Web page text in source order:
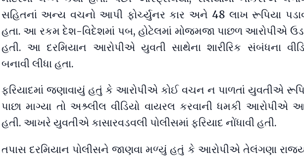
સહિતનાં અન્ય વચનો આપી ફોર્ચ્યુનર કાર અને 48 લાખ રૂપિયા
હતા. આ રકમ દેશ-વિદેશમાં પબ, હોટેલમાં મોજમજા પાછળ આરોપીએ
હતી. આ દરમિયાન આરોપીએ યુવતી સાથેના શારીરિક સંબંધના
બનાવી લીધા હતા.
ફરિયાદમાં જણાવાયું હતું કે આરોપીએ કોઈ વચન ન પાળતાં યુવતીએ
પાછા માગ્યા તો અશ્ર્લીલ વીડિયો વાયરલ કરવાની ધમકી આરોપીએ
હતી. આખરે યુવતીએ કાસારવડવલી પોલીસમાં ફરિયાદ નોંધાવી હતી.
તપાસ દરમિયાન પોલીસને જાણવા મળ્યું હતું કે આરોપીએ તેલંગણા